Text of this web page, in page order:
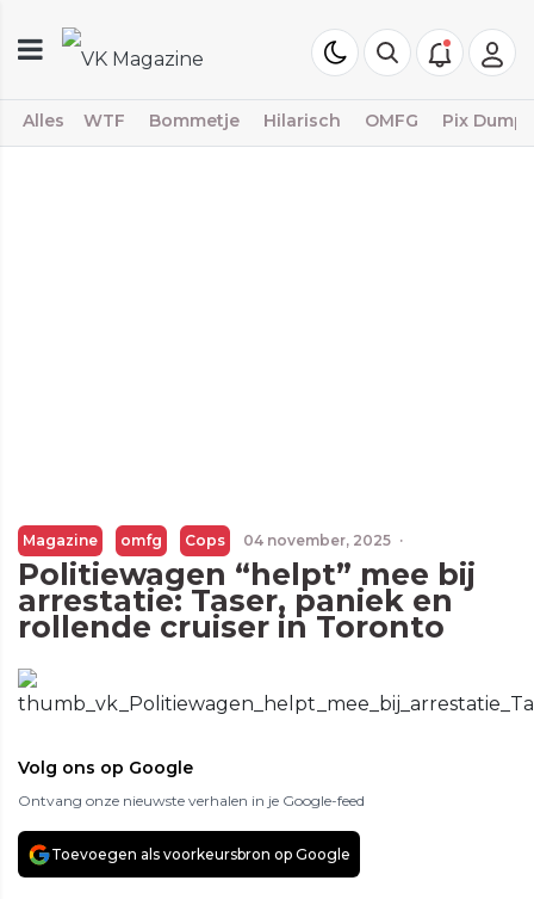
Alles WTF Bommetje Hilarisch OMFG Pix Dump
Magazine omfg Cops 04 november, 2025 ·
Politiewagen “helpt” mee bij
arrestatie: Taser, paniek en
rollende cruiser in Toronto
Volg ons op Google
Ontvang onze nieuwste verhalen in je Google-feed
Toevoegen als voorkeursbron op Google